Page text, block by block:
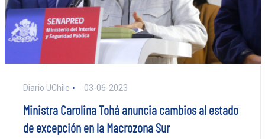
Diario UChile 03-06-2023
Ministra Carolina Tohá anuncia cambios al estado
de excepción en la Macrozona Sur